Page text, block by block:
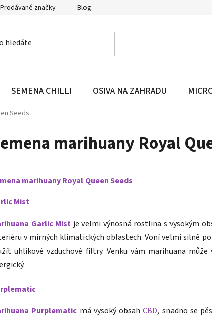
Prodávané značky Blog
SEMENA CHILLI OSIVA NA ZAHRADU
Seeds
marihuany Royal
marihuany Royal Queen Seeds
Mist
Garlic Mist je velmi výnosná rostlina s vysokým
v mírných klimatických oblastech. Voní velmi silně
uhlíkové vzduchové filtry. Venku vám marihuana
Purplematic má vysoký obsahCBD, snadno se